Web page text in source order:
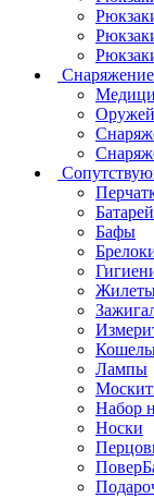
Снаряжение
Бафы
Лампы
Набор
Носки